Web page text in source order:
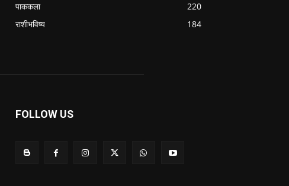
पाककला
220
राशीभविष्य
184
FOLLOW US